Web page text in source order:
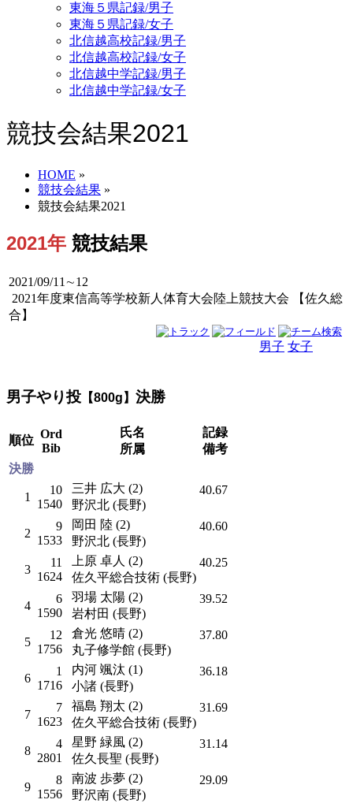
東海５県記録/男子
東海５県記録/女子
北信越高校記録/男子
北信越高校記録/女子
北信越中学記録/男子
北信越中学記録/女子
競技会結果2021
HOME »
競技会結果 »
競技会結果2021
2021年 競技結果
2021/09/11∼12
2021年度東信高等学校新人体育大会陸上競技大会 【佐久総
合】
男子 女子
男子やり投 【800g】 決勝
順位 Ord
Bib
氏名
所属
記録
備考
決勝
1
10
1540
三井 広大 (2)
野沢北 (長野)
40.67
2
9
1533
岡田 陸 (2)
野沢北 (長野)
40.60
3
11
1624
上原 卓人 (2)
佐久平総合技術 (長野)
40.25
4
6
1590
羽場 太陽 (2)
岩村田 (長野)
39.52
5
12
1756
倉光 悠晴 (2)
丸子修学館 (長野)
37.80
6
1
1716
内河 颯汰 (1)
小諸 (長野)
36.18
7
7
1623
福島 翔太 (2)
佐久平総合技術 (長野)
31.69
8
4
2801
星野 緑風 (2)
佐久長聖 (長野)
31.14
9
8
1556
南波 歩夢 (2)
野沢南 (長野)
29.09